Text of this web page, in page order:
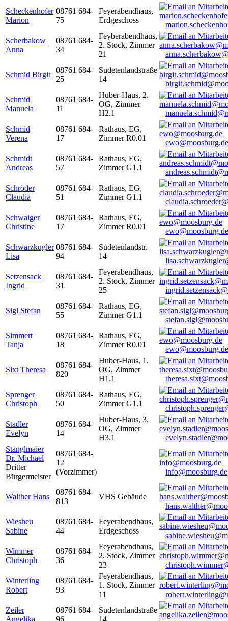
Scheckenhofer
Marion
08761 684-
75
Feyerabendhaus,
Erdgeschoss
Scherbakow
Anna
08761 684-
34
Feyberabendhaus,
2. Stock, Zimmer
21
Schmid Birgit
08761 684-
25
Sudetenlandstraße
14
Schmid
Manuela
08761 684-
11
Huber-Haus, 2.
OG, Zimmer
H2.1
Schmid
Verena
08761 684-
17
Rathaus, EG,
Zimmer R0.01
ewo@moosburg.de
Schmidt
Andreas
08761 684-
57
Rathaus, EG,
Zimmer G1.1
Schröder
Claudia
08761 684-
51
Rathaus, EG,
Zimmer G1.1
Schwaiger
Christine
08761 684-
17
Rathaus, EG,
Zimmer R0.01
ewo@moosburg.de
Schwarzkugler
Lisa
08761 684-
94
Sudetenlandstr.
14
Setzensack
Ingrid
08761 684-
31
Feyerabendhaus,
2. Stock, Zimmer
25
Sigl Stefan
08761 684-
55
Rathaus, EG,
Zimmer G1.1
Simmert
Tanja
08761 684-
18
Rathaus, EG,
Zimmer R0.01
ewo@moosburg.de
Sixt Theresa
08761 684-
820
Huber-Haus, 1.
OG, Zimmer
H1.1
Sprenger
Christoph
08761 684-
50
Rathaus, EG,
Zimmer G1.1
Stadler
Evelyn
08761 684-
14
Huber-Haus, 3.
OG, Zimmer
H3.1
Stanglmaier
Dr. Michael
Dritter
Bürgermeister
08761 684-
12
(Vorzimmer)
info@moosburg.de
Walther Hans
08761 684-
813
VHS Gebäude
Wiesheu
Sabine
08761 684-
44
Feyerabendhaus,
Erdgeschoss
Wimmer
Christoph
08761 684-
36
Feyerabendhaus,
2. Stock, Zimmer
23
Winterling
Robert
08761 684-
93
Feyerabendhaus,
1. Stock, Zimmer
11
Zeiler
Angelika
08761 684-
96
Sudetenlandstraße
14